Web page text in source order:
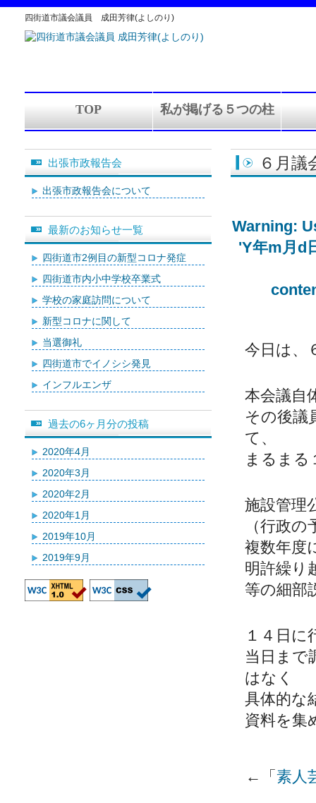
四街道市議会議員 成田芳律(よしのり)
TOP 私が掲げる５つの柱
６月議
Warning:
'Y年m月d
今日は、
本会議自
その後議
て、
まるまる
施設管理
（行政
複数年度
明許繰り
等の細部
１４日に
当日まで
はなく
具体的な
資料を集
←「 素人
出張市政報告会
出張市政報告会について
最新のお知らせ一覧
四街道市2例目の新型コロナ発症
四街道市内小中学校卒業式
学校の家庭訪問について
新型コロナに関して
当選御礼
四街道市でイノシシ発見
インフルエンザ
過去の6ヶ月分の投稿
2020年4月
2020年3月
2020年2月
2020年1月
2019年10月
2019年9月